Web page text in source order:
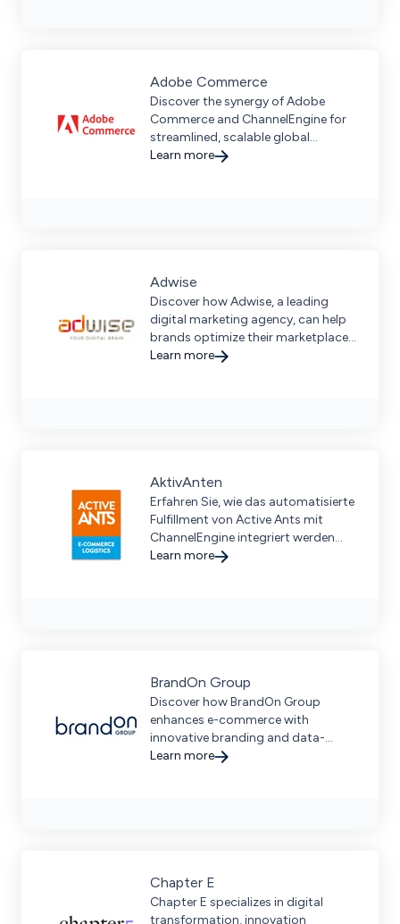
Adobe Commerce
Discover the synergy of Adobe
Commerce and ChannelEngine for
streamlined, scalable global
ecommerce with centralized order
Learn more
Adwise
Discover how Adwise, a leading
digital marketing agency, can help
brands optimize their marketplace
strategy for maximum online
Learn more
AktivAnten
Erfahren Sie, wie das automatisierte
Fulfillment von Active Ants mit
ChannelEngine integriert werden
kann, um Online-Händlern zu helfen,
Learn more
BrandOn Group
Discover how BrandOn Group
enhances e-commerce with
innovative branding and data-
driven marketing solutions tailored
Learn more
Chapter E
Chapter E specializes in digital
transformation, innovation